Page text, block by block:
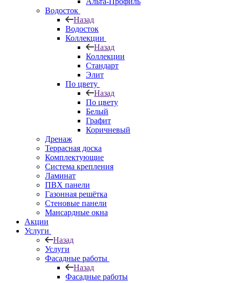
Водосток
Назад
Водосток
Коллекции
Назад
Коллекции
Стандарт
Элит
По цвету
Назад
По цвету
Белый
Графит
Коричневый
Дренаж
Террасная доска
Комплектующие
Система крепления
Ламинат
ПВХ панели
Газонная решётка
Стеновые панели
Мансардные окна
Акции
Услуги
Назад
Услуги
Фасадные работы
Назад
Фасадные работы